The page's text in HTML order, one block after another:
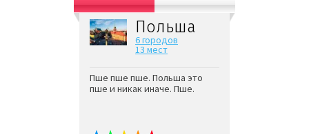
Польша
6 городов
13 мест
Пше пше пше. Польша это
пше и никак иначе. Пше.